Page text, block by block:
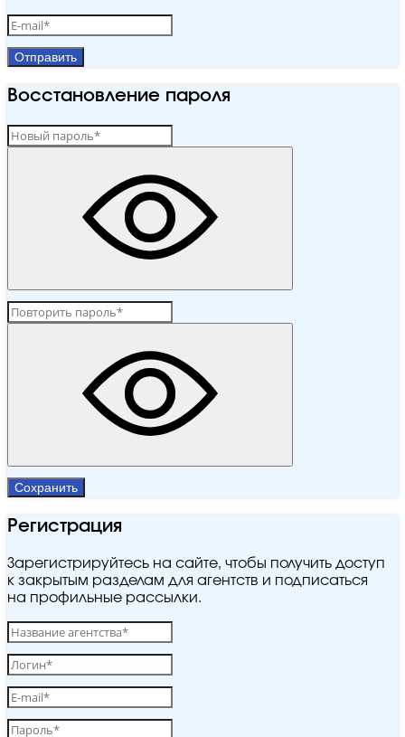
Отправить
Восстановление пароля
Сохранить
Регистрация
Зарегистрируйтесь на сайте, чтобы получить доступ
к закрытым разделам для агентств и подписаться
на профильные рассылки.